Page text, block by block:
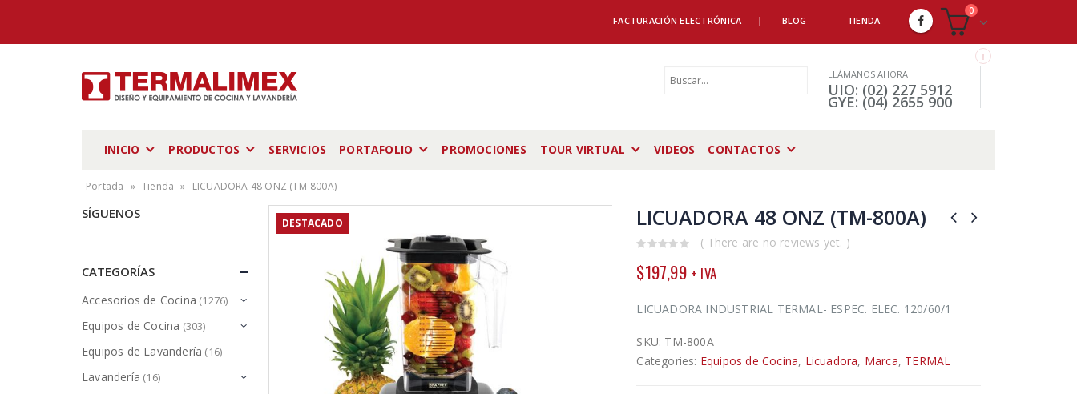
FACTURACIÓN ELECTRÓNICA BLOG TIENDA
0
LLÁMANOS AHORA
UIO: (02) 227 5912
GYE: (04) 2655 900
INICIO PRODUCTOS SERVICIOS PORTAFOLIO PROMOCIONES TOUR VIRTUAL VIDEOS CONTACTOS
Portada » Tienda » LICUADORA 48 ONZ (TM-800A)
DESTACADO LICUADORA 48 ONZ (TM-800A)
out
of
( There are no reviews yet. )
$197,99 + IVA
LICUADORA INDUSTRIAL TERMAL- ESPEC. ELEC. 120/60/1
SKU: TM-800A
Categories: Equipos de Cocina, Licuadora, Marca, TERMAL
SÍGUENOS
CATEGORÍAS
Accesorios de Cocina (1276)
Equipos de Cocina (303)
Equipos de Lavandería (16)
Lavandería (16)